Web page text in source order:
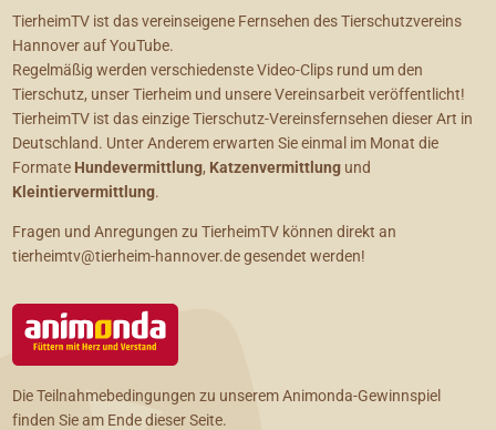
hannover.de/tierheim-tv/ am Ende dieser Seite.
Der Tierschutzverein Hannover im Internet:
http://www.tierheim-hannover.de
https://www.facebook.com/TierschutzHannover/
https://www.youtube.com/user/TierheimTV
https://www.instagram.com/tierheimhannover1844
https://www.tiktok.com/@tierheim_hannover
TierheimTV ist das vereinseigene Fernsehen des Tierschutzvereins
Hannover auf YouTube.
Regelmäßig werden verschiedenste Video-Clips rund um den
Tierschutz, unser Tierheim und unsere Vereinsarbeit veröffentlicht!
TierheimTV ist das einzige Tierschutz-Vereinsfernsehen dieser Art in
Deutschland. Unter Anderem erwarten Sie einmal im Monat die
Formate Hundevermittlung, Katzenvermittlung und
Kleintiervermittlung.
Fragen und Anregungen zu TierheimTV können direkt an
tierheimtv@tierheim-hannover.de gesendet werden!
Die Teilnahmebedingungen zu unserem Animonda-Gewinnspiel
finden Sie am Ende dieser Seite.